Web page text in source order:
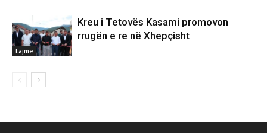
Lajme
Kreu i Tetovës Kasami promovon
rrugën e re në Xhepçisht